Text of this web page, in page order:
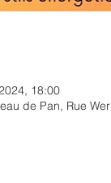
18:00
de Pan, Rue